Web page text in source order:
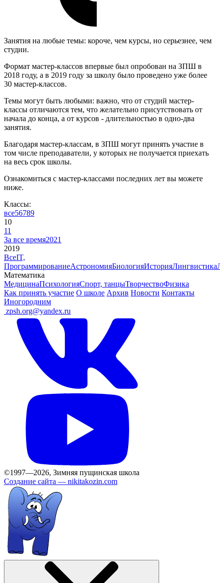
Занятия на любые темы: короче, чем курсы, но серьезнее, чем
студии.
Формат мастер-классов впервые был опробован на ЗПШ в
2018 году, а в 2019 году за школу было проведено уже более
30 мастер-классов.
Темы могут быть любыми: важно, что от студий мастер-
классы отличаются тем, что желательно присутствовать от
начала до конца, а от курсов - длительностью в одно-два
занятия.
Благодаря мастер-классам, в ЗПШ могут принять участие в
том числе преподаватели, у которых не получается приехать
на весь срок школы.
Ознакомиться с мастер-классами последних лет вы можете
ниже.
Классы:
все56789
10
11
За все время2021
2019
ВсеIT,
ПрограммированиеАстрономияБиологияИсторияЛингвистика
Математика
МедицинаПсихологияСпорт, танцыТворчествоФизика
Как принять участие О школе Архив Новости Контакты
Иногородним
zpsh.org@yandex.ru
©1997—2026, Зимняя пущинская школа
Создание сайта — nikitakozin.com